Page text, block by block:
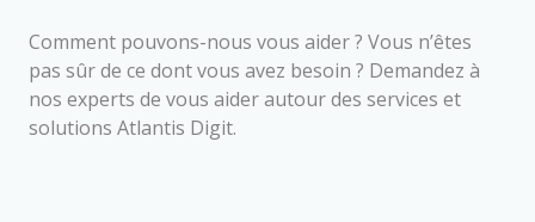
Comment pouvons-nous vous aider ? Vous n’êtes
pas sûr de ce dont vous avez besoin ? Demandez à
nos experts de vous aider autour des services et
solutions Atlantis Digit.